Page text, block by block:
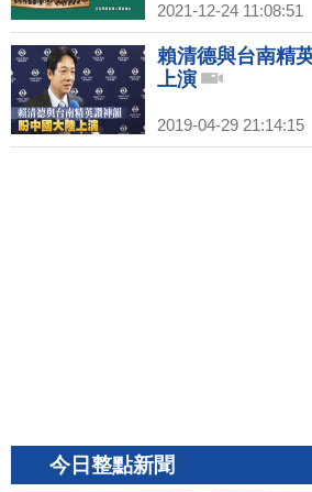
2021-12-24 11:08:51
賴清德與台南精
上演
2019-04-29 21:14:15
今日整點新聞